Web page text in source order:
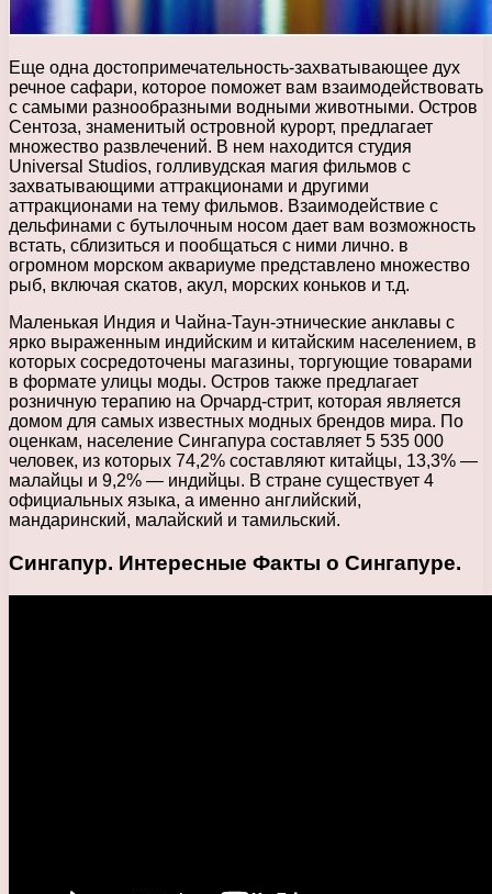
Еще одна достопримечательность-захватывающее дух
речное сафари, которое поможет вам взаимодействовать
с самыми разнообразными водными животными. Остров
Сентоза, знаменитый островной курорт, предлагает
множество развлечений. В нем находится студия
Universal Studios, голливудская магия фильмов с
захватывающими аттракционами и другими
аттракционами на тему фильмов. Взаимодействие с
дельфинами с бутылочным носом дает вам возможность
встать, сблизиться и пообщаться с ними лично. в
огромном морском аквариуме представлено множество
рыб, включая скатов, акул, морских коньков и т.д.
Маленькая Индия и Чайна-Таун-этнические анклавы с
ярко выраженным индийским и китайским населением, в
которых сосредоточены магазины, торгующие товарами
в формате улицы моды. Остров также предлагает
розничную терапию на Орчард-стрит, которая является
домом для самых известных модных брендов мира. По
оценкам, население Сингапура составляет 5 535 000
человек, из которых 74,2% составляют китайцы, 13,3% —
малайцы и 9,2% — индийцы. В стране существует 4
официальных языка, а именно английский,
мандаринский, малайский и тамильский.
Сингапур. Интересные Факты о Сингапуре.